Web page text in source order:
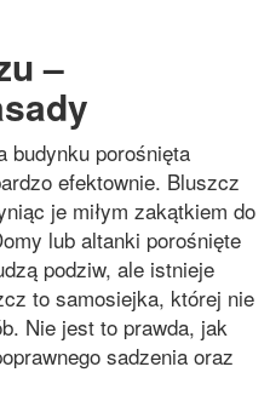
–
budynku porośnięta
efektownie. Bluszcz
je miłym zakątkiem do
lub altanki porośnięte
podziw, ale istnieje
to samosiejka, której nie
Nie jest to prawda, jak
sadzenia oraz